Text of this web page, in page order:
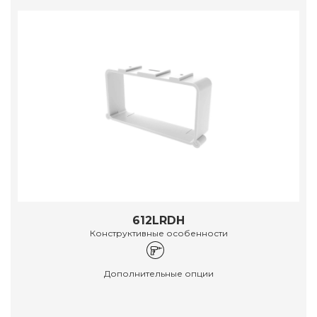
612LRDH
Конструктивные особенности
Дополнительные опции